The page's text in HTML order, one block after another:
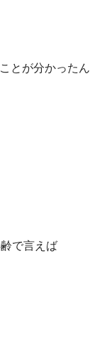
とが分かったん
で言えば